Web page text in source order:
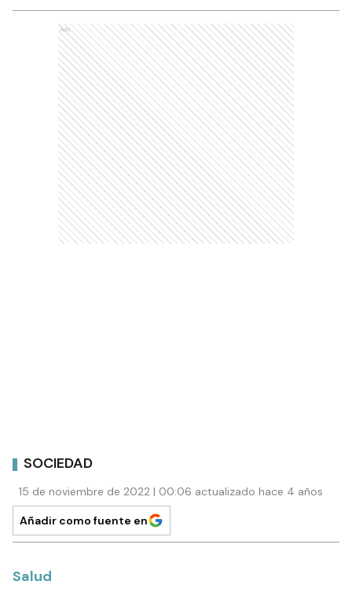
Ads
SOCIEDAD
15 de noviembre de 2022 | 00:06 actualizado hace 4 años
Añadir como fuente en
Salud